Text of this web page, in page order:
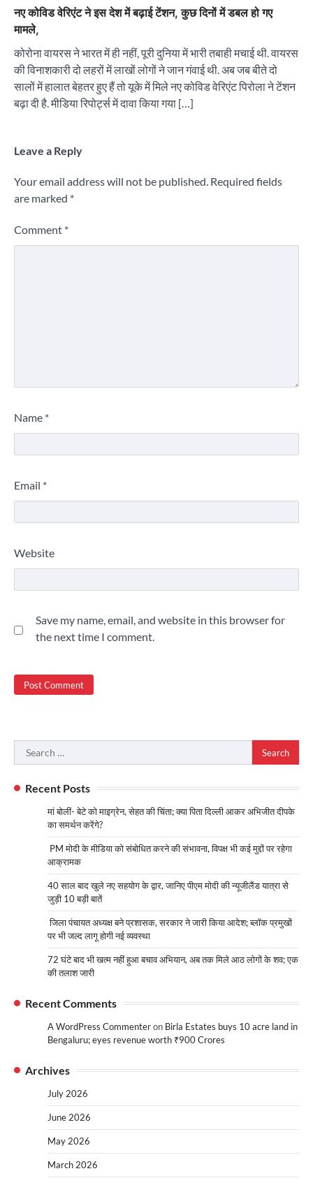
नए कोविड वेरिएंट ने इस देश में बढ़ाई टेंशन, कुछ दिनों में डबल हो गए
मामले,
कोरोना वायरस ने भारत में ही नहीं, पूरी दुनिया में भारी तबाही मचाई थी. वायरस
की विनाशकारी दो लहरों में लाखों लोगों ने जान गंवाई थी. अब जब बीते दो
सालों में हालात बेहतर हुए हैं तो यूके में मिले नए कोविड वेरिएंट पिरोला ने टेंशन
बढ़ा दी है. मीडिया रिपोर्ट्स में दावा किया गया […]
Leave a Reply
Your email address will not be published. Required fields
are marked *
Comment *
Name *
Email *
Website
Save my name, email, and website in this browser for
the next time I comment.
Search
for:
Recent Posts
मां बोलीं- बेटे को माइग्रेन, सेहत की चिंता; क्या पिता दिल्ली आकर अभिजीत दीपके
का समर्थन करेंगे?
PM मोदी के मीडिया को संबोधित करने की संभावना, विपक्ष भी कई मुद्दों पर रहेगा
आक्रामक
40 साल बाद खुले नए सहयोग के द्वार, जानिए पीएम मोदी की न्यूजीलैंड यात्रा से
जुड़ी 10 बड़ी बातें
जिला पंचायत अध्यक्ष बने प्रशासक, सरकार ने जारी किया आदेश; ब्लॉक प्रमुखों
पर भी जल्द लागू होगी नई व्यवस्था
72 घंटे बाद भी खत्म नहीं हुआ बचाव अभियान, अब तक मिले आठ लोगों के शव; एक
की तलाश जारी
Recent Comments
A WordPress Commenteron Birla Estates buys 10 acre land in
Bengaluru; eyes revenue worth ₹900 Crores
Archives
July 2026
June 2026
May 2026
March 2026